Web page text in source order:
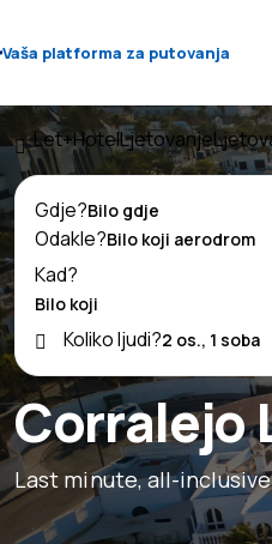
Vaša platforma za putovanja
Let+HotelLjetovanje
Corralejo
Last minute, all-inclusive
Gdje?
Odakle?
Kad?
Koliko ljudi?